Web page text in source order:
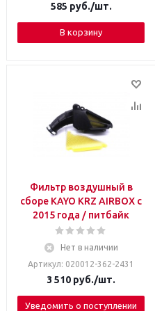
585 руб./шт.
В корзину
Фильтр воздушный в
сборе KAYO KRZ AIRBOX с
2015 года / питбайк
Нет в наличии
Артикул: 020012-362-2431
3 510 руб./шт.
Уведомить о поступлении